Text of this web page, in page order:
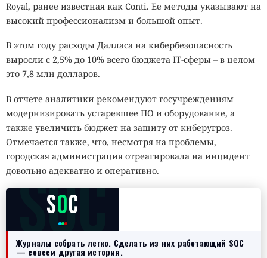
Royal, ранее известная как Conti. Ее методы указывают на
высокий профессионализм и большой опыт.
В этом году расходы Далласа на кибербезопасность
выросли с 2,5% до 10% всего бюджета IT-сферы – в целом
это 7,8 млн долларов.
В отчете аналитики рекомендуют госучреждениям
модернизировать устаревшее ПО и оборудование, а
также увеличить бюджет на защиту от киберугроз.
Отмечается также, что, несмотря на проблемы,
городская администрация отреагировала на инцидент
довольно адекватно и оперативно.
SOC
SOC
Журналы собрать легко. Сделать из них работающий SOC
— совсем другая история.